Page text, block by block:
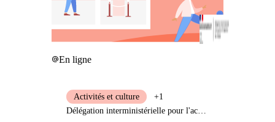
En ligne
Activités et culture
+1
Délégation interministérielle pour l'accueil et l'intégration des réfugiés